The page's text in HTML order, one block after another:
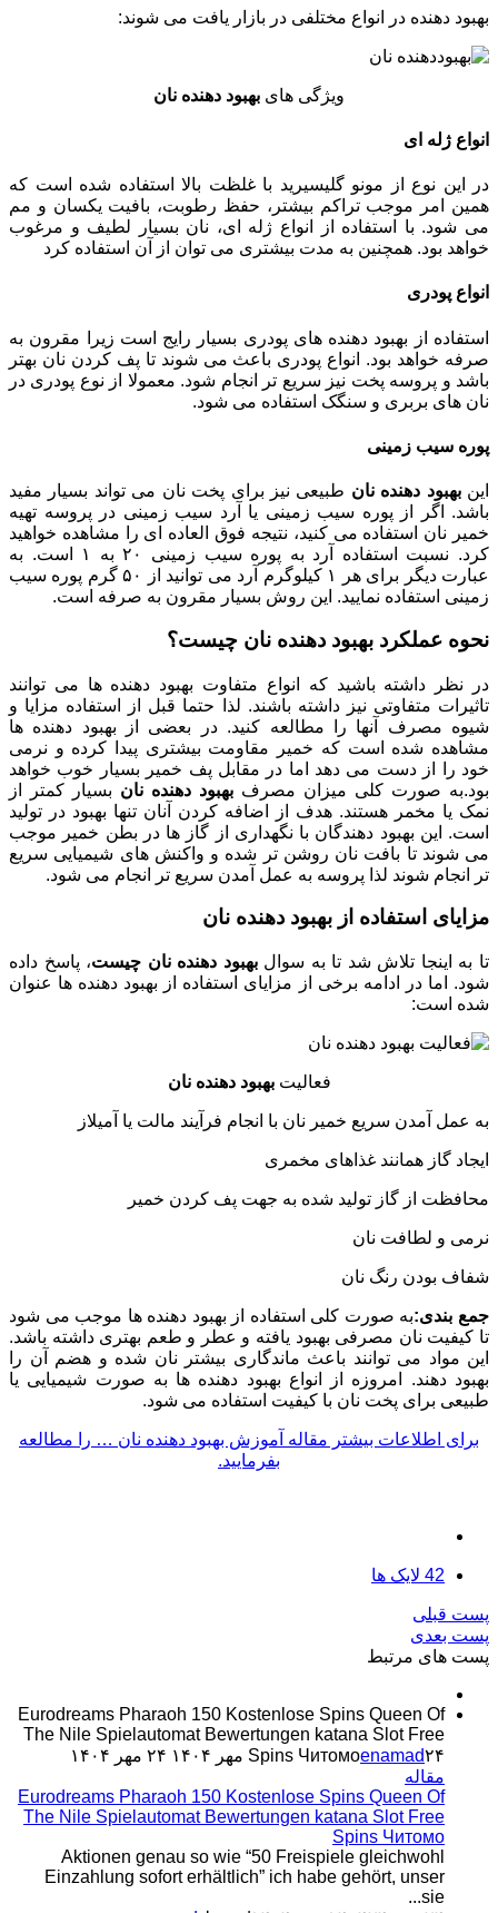
بهبود دهنده در انواع مختلفی در بازار یافت می شوند:
ویژگی های بهبود دهنده نان
انواع ژله ای
در این نوع از مونو گلیسیرید با غلظت بالا استفاده شده است که
همین امر موجب تراکم بیشتر، حفظ رطوبت، بافیت یکسان و مم
می شود. با استفاده از انواع ژله ای، نان بسیار لطیف و مرغوب
خواهد بود. همچنین به مدت بیشتری می توان از آن استفاده کرد
انواع پودری
استفاده از بهبود دهنده های پودری بسیار رایج است زیرا مقرون به
صرفه خواهد بود. انواع پودری باعث می شوند تا پف کردن نان بهتر
باشد و پروسه پخت نیز سریع تر انجام شود. معمولا از نوع پودری در
نان های بربری و سنگک استفاده می شود.
پوره سیب زمینی
اینبهبود دهنده نان طبیعی نیز برای پخت نان می تواند بسیار مفید
باشد. اگر از پوره سیب زمینی یا آرد سیب زمینی در پروسه تهیه
خمیر نان استفاده می کنید، نتیجه فوق العاده ای را مشاهده خواهید
کرد. نسبت استفاده آرد به پوره سیب زمینی ۲۰ به ۱ است. به
عبارت دیگر برای هر ۱ کیلوگرم آرد می توانید از ۵۰ گرم پوره سیب
زمینی استفاده نمایید. این روش بسیار مقرون به صرفه است.
نحوه عملکرد بهبود دهنده نان چیست؟
در نظر داشته باشید که انواع متفاوت بهبود دهنده ها می توانند
تاثیرات متفاوتی نیز داشته باشند. لذا حتما قبل از استفاده مزایا و
شیوه مصرف آنها را مطالعه کنید. در بعضی از بهبود دهنده ها
مشاهده شده است که خمیر مقاومت بیشتری پیدا کرده و نرمی
خود را از دست می دهد اما در مقابل پف خمیر بسیار خوب خواهد
بود.به صورت کلی میزان مصرف بهبود دهنده نان بسیار کمتر از
نمک یا مخمر هستند. هدف از اضافه کردن آنان تنها بهبود در تولید
است. این بهبود دهندگان با نگهداری از گاز ها در بطن خمیر موجب
می شوند تا بافت نان روشن تر شده و واکنش های شیمیایی سریع
تر انجام شوند لذا پروسه به عمل آمدن سریع تر انجام می شود.
مزایای استفاده از بهبود دهنده نان
تا به اینجا تلاش شد تا به سوالبهبود دهنده نان چیست، پاسخ داده
شود. اما در ادامه برخی از مزایای استفاده از بهبود دهنده ها عنوان
شده است:
فعالیتبهبود دهنده نان
به عمل آمدن سریع خمیر نان با انجام فرآیند مالت یا آمیلاز
ایجاد گاز همانند غذاهای مخمری
محافظت از گاز تولید شده به جهت پف کردن خمیر
نرمی و لطافت نان
شفاف بودن رنگ نان
جمع بندی:به صورت کلی استفاده از بهبود دهنده ها موجب می شود
تا کیفیت نان مصرفی بهبود یافته و عطر و طعم بهتری داشته باشد.
این مواد می توانند باعث ماندگاری بیشتر نان شده و هضم آن را
بهبود دهند. امروزه از انواع بهبود دهنده ها به صورت شیمیایی یا
طبیعی برای پخت نان با کیفیت استفاده می شود.
برای اطلاعات بیشتر مقاله آموزش بهبود دهنده نان … را مطالعه
بفرمایید.
42 لایک ها
پست قبلی
پست بعدی
پست های مرتبط
Eurodreams Pharaoh 150 Kostenlose Spins Queen Of
The Nile Spielautomat Bewertungen katana Slot Free
Spins Читомоenamad۲۴ مهر ۱۴۰۴
۲۴ مهر ۱۴۰۴
مقاله
Eurodreams Pharaoh 150 Kostenlose Spins Queen Of
The Nile Spielautomat Bewertungen katana Slot Free
Spins Читомо
Aktionen genau so wie “50 Freispiele gleichwohl
Einzahlung sofort erhältlich” ich habe gehört, unser
sie...